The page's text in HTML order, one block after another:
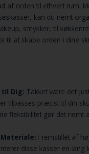
af orden til ethvert rum.
kan du nemt
smykker, til
til at skabe orden i dine
til Dig: Takket være det
tilpasses præcist til din
fleksibilitet gør det nemt
Fremstillet af
disse kasser en lang